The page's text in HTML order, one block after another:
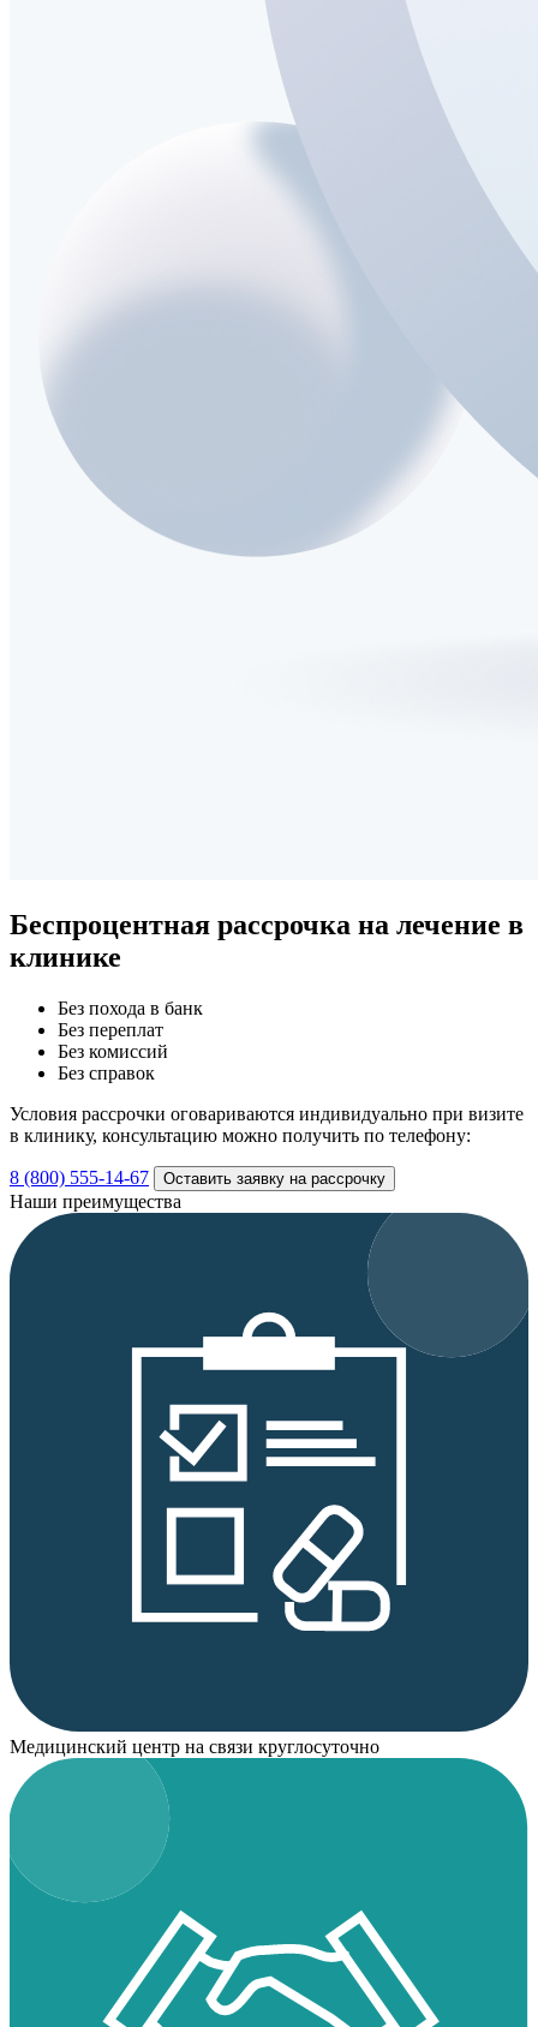
Беспроцентная рассрочка на лечение в
клинике
Без похода в банк
Без переплат
Без комиссий
Без справок
Условия рассрочки оговариваются индивидуально при визите
в клинику, консультацию можно получить по телефону:
8 (800) 555-14-67 Оставить заявку на рассрочку
Наши преимущества
Медицинский центр на связи круглосуточно